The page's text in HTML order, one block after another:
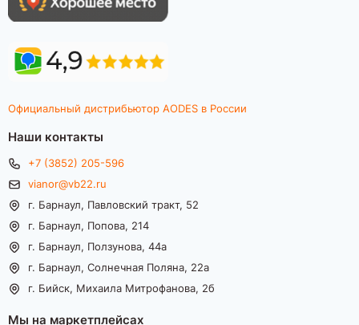
Официальный дистрибьютор AODES в России
Наши контакты
+7 (3852) 205-596
vianor@vb22.ru
г. Барнаул, Павловский тракт, 52
г. Барнаул, Попова, 214
г. Барнаул, Ползунова, 44а
г. Барнаул, Солнечная Поляна, 22а
г. Бийск, Михаила Митрофанова, 2б
Мы на маркетплейсах